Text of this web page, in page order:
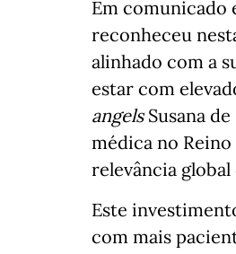
Em comunicado
reconheceu
alinhado com a
estar com
angelsSusana de
médica no
relevância
Este
com mais